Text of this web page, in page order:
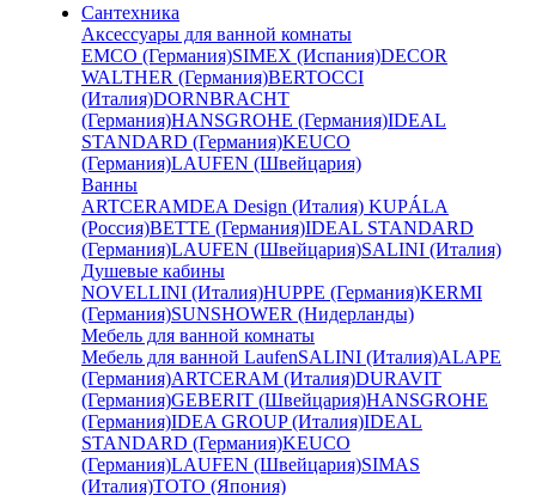
Сантехника
Аксессуары для ванной комнаты
EMCO (Германия)SIMEX (Испания)DECOR
WALTHER (Германия)BERTOCCI
(Италия)DORNBRACHT
(Германия)HANSGROHE (Германия)IDEAL
STANDARD (Германия)KEUCO
(Германия)LAUFEN (Швейцария)
Ванны
ARTCERAMDEA Design (Италия) KUPÁLA
(Россия)BETTE (Германия)IDEAL STANDARD
(Германия)LAUFEN (Швейцария)SALINI (Италия)
Душевые кабины
NOVELLINI (Италия)HUPPE (Германия)KERMI
(Германия)SUNSHOWER (Нидерланды)
Мебель для ванной комнаты
Мебель для ванной LaufenSALINI (Италия)ALAPE
(Германия)ARTCERAM (Италия)DURAVIT
(Германия)GEBERIT (Швейцария)HANSGROHE
(Германия)IDEA GROUP (Италия)IDEAL
STANDARD (Германия)KEUCO
(Германия)LAUFEN (Швейцария)SIMAS
(Италия)TOTO (Япония)